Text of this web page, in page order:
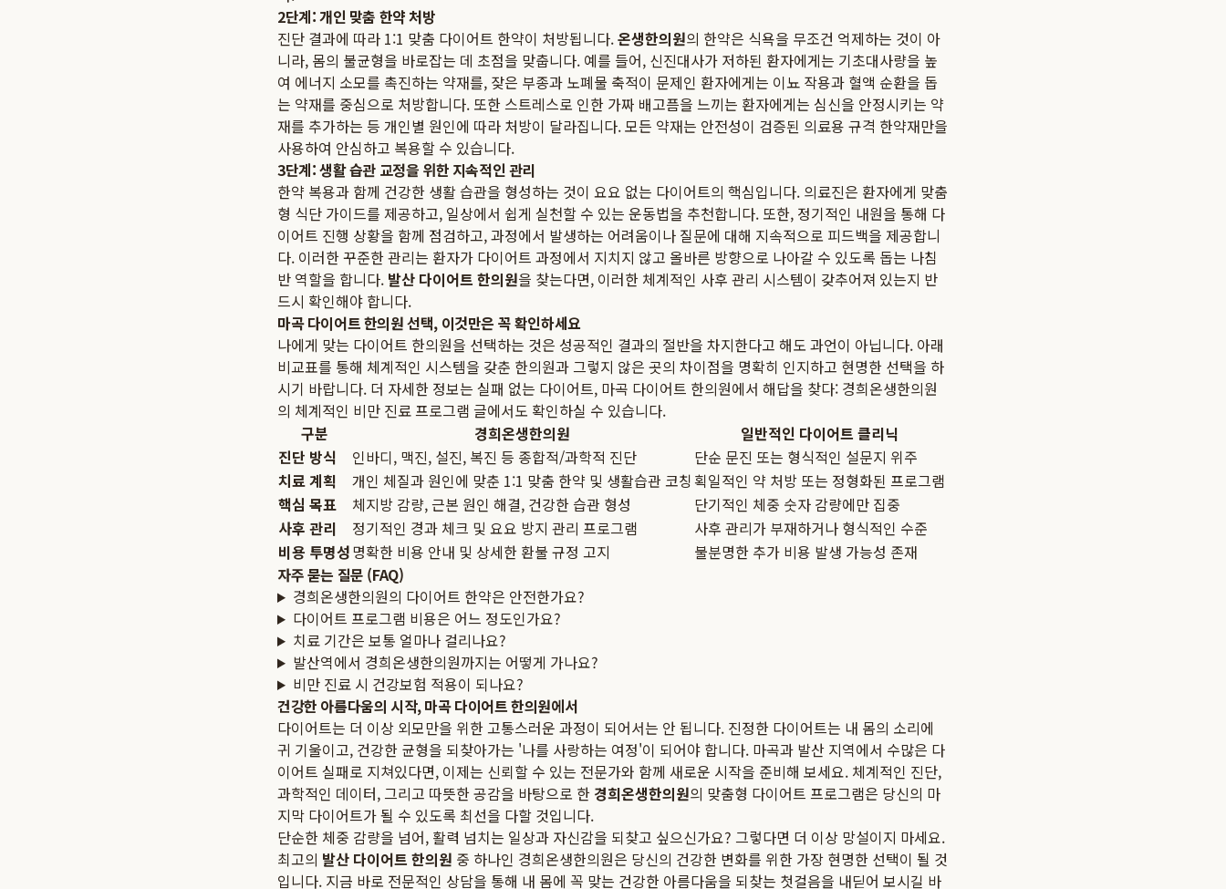
2단계: 개인 맞춤 한약 처방
진단 결과에 따라 1:1 맞춤 다이어트 한약이 처방됩니다.온생한의원의 한약은 식욕을 무조건 억제하는 것이 아
니라, 몸의 불균형을 바로잡는 데 초점을 맞춥니다. 예를 들어, 신진대사가 저하된 환자에게는 기초대사량을 높
여 에너지 소모를 촉진하는 약재를, 잦은 부종과 노폐물 축적이 문제인 환자에게는 이뇨 작용과 혈액 순환을 돕
는 약재를 중심으로 처방합니다. 또한 스트레스로 인한 가짜 배고픔을 느끼는 환자에게는 심신을 안정시키는 약
재를 추가하는 등 개인별 원인에 따라 처방이 달라집니다. 모든 약재는 안전성이 검증된 의료용 규격 한약재만을
사용하여 안심하고 복용할 수 있습니다.
3단계: 생활 습관 교정을 위한 지속적인 관리
한약 복용과 함께 건강한 생활 습관을 형성하는 것이 요요 없는 다이어트의 핵심입니다. 의료진은 환자에게 맞춤
형 식단 가이드를 제공하고, 일상에서 쉽게 실천할 수 있는 운동법을 추천합니다. 또한, 정기적인 내원을 통해 다
이어트 진행 상황을 함께 점검하고, 과정에서 발생하는 어려움이나 질문에 대해 지속적으로 피드백을 제공합니
다. 이러한 꾸준한 관리는 환자가 다이어트 과정에서 지치지 않고 올바른 방향으로 나아갈 수 있도록 돕는 나침
반 역할을 합니다. 발산 다이어트 한의원을 찾는다면, 이러한 체계적인 사후 관리 시스템이 갖추어져 있는지 반
드시 확인해야 합니다.
마곡 다이어트 한의원 선택, 이것만은 꼭 확인하세요
나에게 맞는 다이어트 한의원을 선택하는 것은 성공적인 결과의 절반을 차지한다고 해도 과언이 아닙니다. 아래
비교표를 통해 체계적인 시스템을 갖춘 한의원과 그렇지 않은 곳의 차이점을 명확히 인지하고 현명한 선택을 하
시기 바랍니다. 더 자세한 정보는 실패 없는 다이어트, 마곡 다이어트 한의원에서 해답을 찾다: 경희온생한의원
의 체계적인 비만 진료 프로그램 글에서도 확인하실 수 있습니다.
구분
경희온생한의원
일반적인 다이어트 클리닉
진단 방식
인바디, 맥진, 설진, 복진 등 종합적/과학적 진단
단순 문진 또는 형식적인 설문지 위주
치료 계획
개인 체질과 원인에 맞춘 1:1 맞춤 한약 및 생활습관 코칭획일적인 약 처방 또는 정형화된 프로그램
핵심 목표
체지방 감량, 근본 원인 해결, 건강한 습관 형성
단기적인 체중 숫자 감량에만 집중
사후 관리
정기적인 경과 체크 및 요요 방지 관리 프로그램
사후 관리가 부재하거나 형식적인 수준
비용 투명성명확한 비용 안내 및 상세한 환불 규정 고지
불분명한 추가 비용 발생 가능성 존재
자주 묻는 질문 (FAQ)
경희온생한의원의 다이어트 한약은 안전한가요?
다이어트 프로그램 비용은 어느 정도인가요?
치료 기간은 보통 얼마나 걸리나요?
발산역에서 경희온생한의원까지는 어떻게 가나요?
비만 진료 시 건강보험 적용이 되나요?
건강한 아름다움의 시작, 마곡 다이어트 한의원에서
다이어트는 더 이상 외모만을 위한 고통스러운 과정이 되어서는 안 됩니다. 진정한 다이어트는 내 몸의 소리에
귀 기울이고, 건강한 균형을 되찾아가는 '나를 사랑하는 여정'이 되어야 합니다. 마곡과 발산 지역에서 수많은 다
이어트 실패로 지쳐있다면, 이제는 신뢰할 수 있는 전문가와 함께 새로운 시작을 준비해 보세요. 체계적인 진단,
과학적인 데이터, 그리고 따뜻한 공감을 바탕으로 한 경희온생한의원의 맞춤형 다이어트 프로그램은 당신의 마
지막 다이어트가 될 수 있도록 최선을 다할 것입니다.
단순한 체중 감량을 넘어, 활력 넘치는 일상과 자신감을 되찾고 싶으신가요? 그렇다면 더 이상 망설이지 마세요.
최고의 발산 다이어트 한의원 중 하나인 경희온생한의원은 당신의 건강한 변화를 위한 가장 현명한 선택이 될 것
입니다. 지금 바로 전문적인 상담을 통해 내 몸에 꼭 맞는 건강한 아름다움을 되찾는 첫걸음을 내딛어 보시길 바